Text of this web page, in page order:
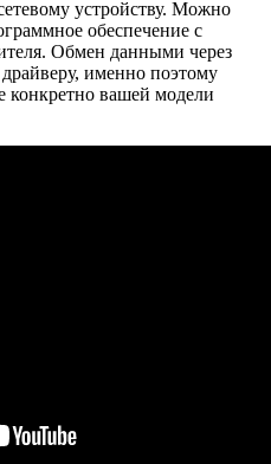
устройству. Можно
обеспечение с
Обмен данными через
именно поэтому
конкретно вашей модели